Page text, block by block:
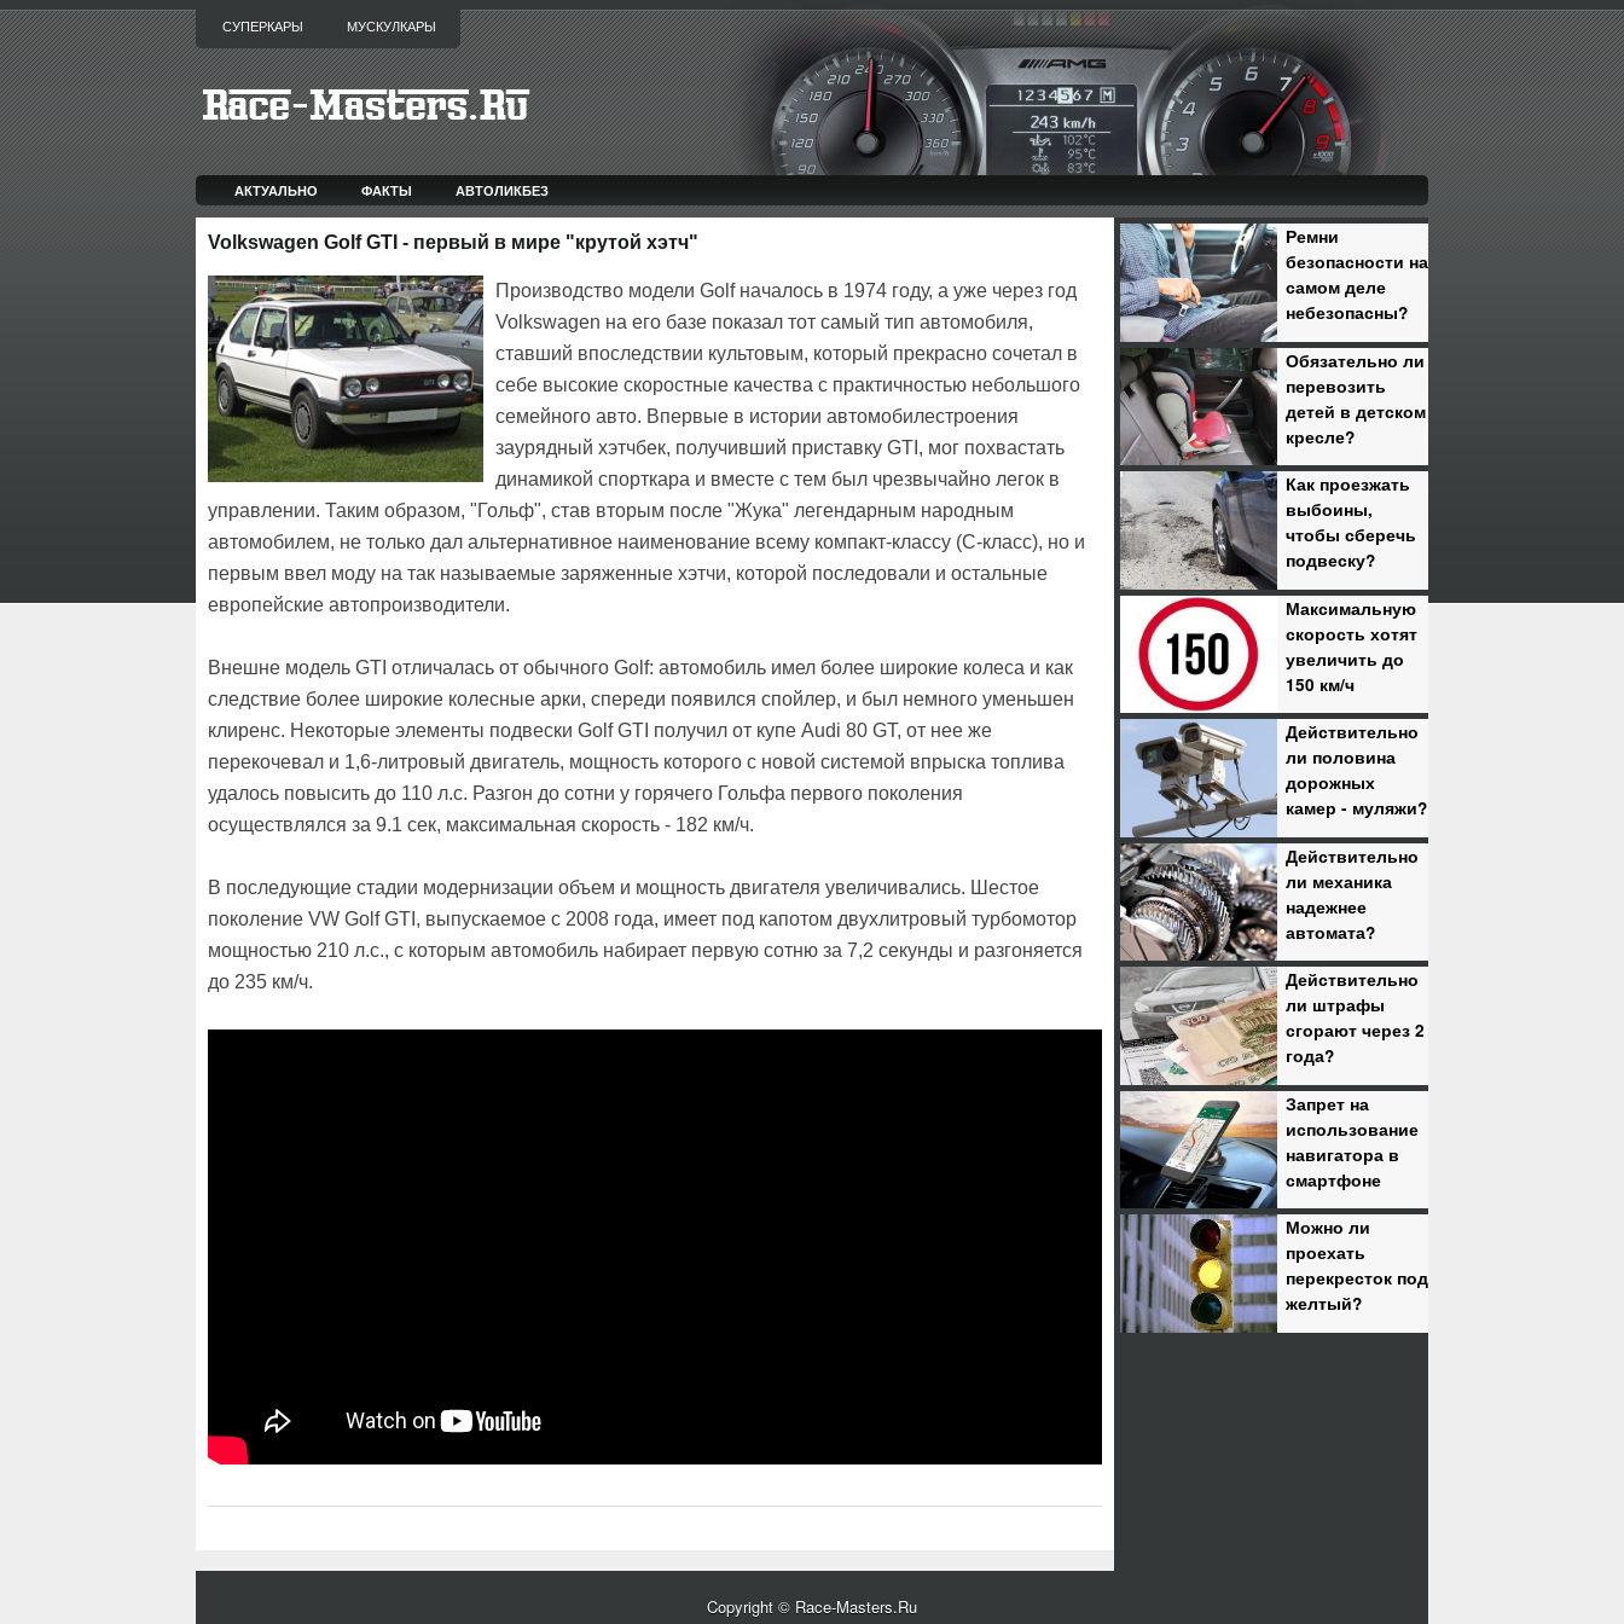
СУПЕРКАРЫ МУСКУЛКАРЫ
АКТУАЛЬНО ФАКТЫ АВТОЛИКБЕЗ
Volkswagen Golf GTI - первый в мире "крутой хэтч"
Производство модели Golf началось в 1974 году, а уже через год
Volkswagen на его базе показал тот самый тип автомобиля,
ставший впоследствии культовым, который прекрасно сочетал в
себе высокие скоростные качества с практичностью небольшого
семейного авто. Впервые в истории автомобилестроения
заурядный хэтчбек, получивший приставку GTI, мог похвастать
динамикой спорткара и вместе с тем был чрезвычайно легок в
управлении. Таким образом, "Гольф", став вторым после "Жука" легендарным народным
автомобилем, не только дал альтернативное наименование всему компакт-классу (C-класс), но и
первым ввел моду на так называемые заряженные хэтчи, которой последовали и остальные
европейские автопроизводители.
Внешне модель GTI отличалась от обычного Golf: автомобиль имел более широкие колеса и как
следствие более широкие колесные арки, спереди появился спойлер, и был немного уменьшен
клиренс. Некоторые элементы подвески Golf GTI получил от купе Audi 80 GT, от нее же
перекочевал и 1,6-литровый двигатель, мощность которого с новой системой впрыска топлива
удалось повысить до 110 л.с. Разгон до сотни у горячего Гольфа первого поколения
осуществлялся за 9.1 сек, максимальная скорость - 182 км/ч.
В последующие стадии модернизации объем и мощность двигателя увеличивались. Шестое
поколение VW Golf GTI, выпускаемое с 2008 года, имеет под капотом двухлитровый турбомотор
мощностью 210 л.с., с которым автомобиль набирает первую сотню за 7,2 секунды и разгоняется
до 235 км/ч.
Ремни
безопасности на
самом деле
небезопасны?
Обязательно ли
перевозить
детей в детском
кресле?
Как проезжать
выбоины,
чтобы сберечь
подвеску?
Максимальную
скорость хотят
увеличить до
150 км/ч
Действительно
ли половина
дорожных
камер - муляжи?
Действительно
ли механика
надежнее
автомата?
Действительно
ли штрафы
сгорают через 2
года?
Запрет на
использование
навигатора в
смартфоне
Можно ли
проехать
перекресток под
желтый?
Copyright © Race-Masters.Ru